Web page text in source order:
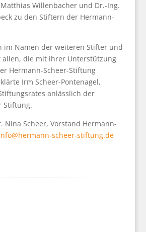
Willenbacher und Dr.-Ing.
zu den Stiftern der Hermann-
im Namen der weiteren Stifter und
die mit ihrer Unterstützung
Hermann-Scheer-Stiftung
Irm Scheer-Pontenagel,
anlässlich der
Stiftung.
Nina Scheer, Vorstand Hermann-
scheer-stiftung.de